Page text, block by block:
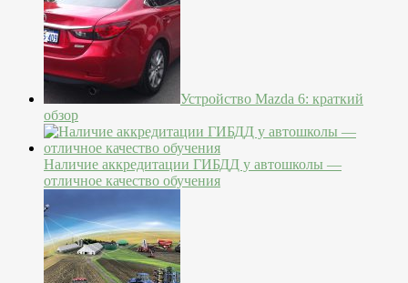
Устройство Mazda 6: краткий
обзор
Наличие аккредитации ГИБДД у автошколы —
отличное качество обучения